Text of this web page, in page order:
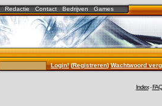
Redactie Contact Bedrijven Games
Login!(Registreren)Wachtwoord
Index-FAQ